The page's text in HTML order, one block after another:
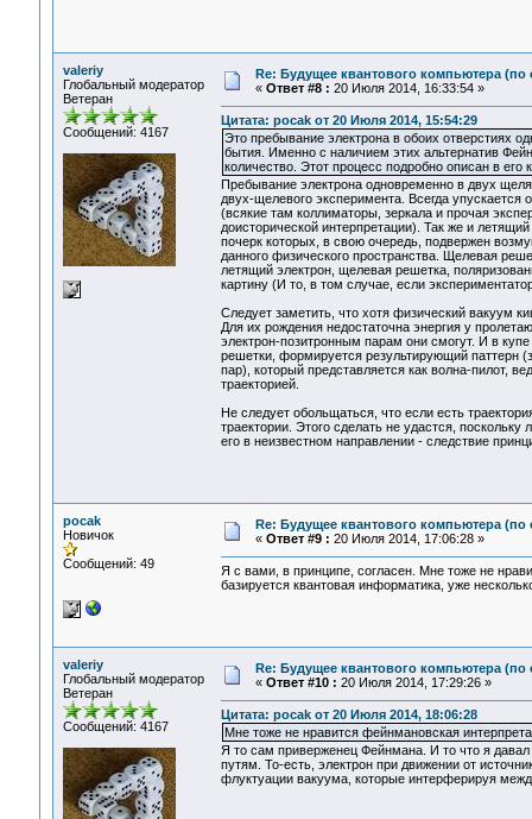
valeriy
Глобальный модератор
Ветеран
Сообщений: 4167
Re: Будущее квантового компьютера (по
« Ответ #8 : 20 Июля 2014, 16:33:54 »
Цитата: pocak от 20 Июля 2014, 15:54:29
Это пребывание электрона в обоих отверстиях
бытия. Именно с наличием этих альтернатив
количество. Этот процесс подробно описан в его
Пребывание электрона одновременно в двух
двух-щелевого эксперимента. Всегда
(всякие там коллиматоры, зеркала и прочая
доисторической интерпретации). Так же и
почерк которых, в свою очередь, подвержен
данного физического пространства. Щелевая
летящий электрон, щелевая решетка,
картину (И то, в том случае, если
Следует заметить, что хотя физический вакуум
Для их рождения недостаточна энергия у
электрон-позитронным парам они смогут. И в
решетки, формируется результирующий паттерн
пар), который представляется как волна-пилот,
траекторией.
Не следует обольщаться, что если есть
траектории. Этого сделать не удастся,
его в неизвестном направлении - следствие
pocak
Новичок
Сообщений: 49
Re: Будущее квантового компьютера (по
« Ответ #9 : 20 Июля 2014, 17:06:28 »
Я с вами, в принципе, согласен. Мне тоже не
базируется квантовая информатика, уже
valeriy
Глобальный модератор
Ветеран
Сообщений: 4167
Re: Будущее квантового компьютера (по
« Ответ #10 : 20 Июля 2014, 17:29:26 »
Цитата: pocak от 20 Июля 2014, 18:06:28
Мне тоже не нравится фейнмановская
Я то сам приверженец Фейнмана. И то что я
путям. То-есть, электрон при движении от
флуктуации вакуума, которые интерферируя